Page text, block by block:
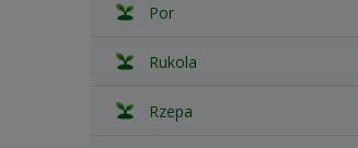
Por
Rukola
Rzepa